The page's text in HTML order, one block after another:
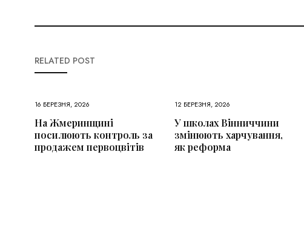
RELATED POST
16 БЕРЕЗНЯ, 2026
На Жмеринщині
посилюють контроль за
продажем первоцвітів
12 БЕРЕЗНЯ, 2026
У школах Вінниччини
змінюють харчування,
як реформа